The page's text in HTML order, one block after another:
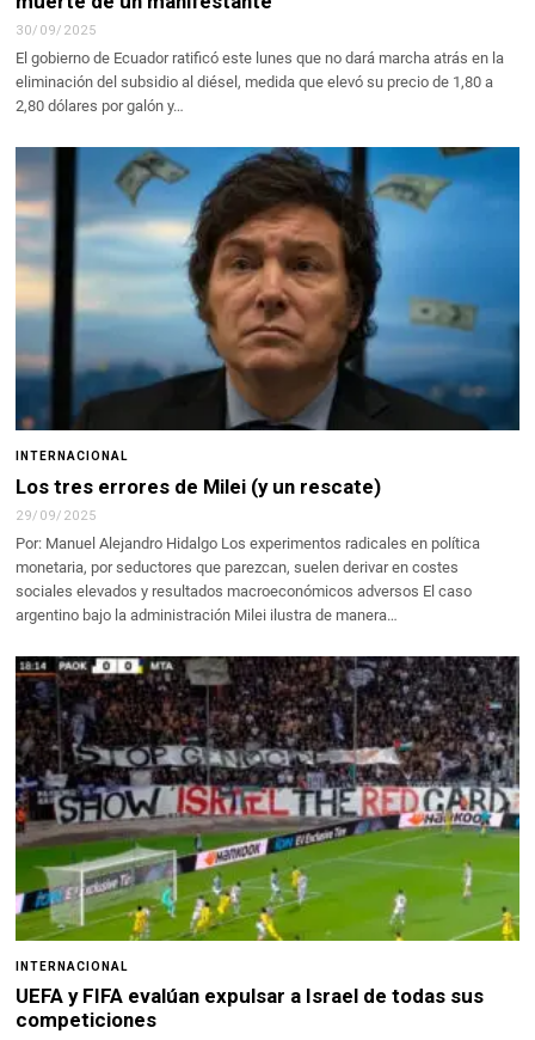
30/09/2025
El gobierno de Ecuador ratificó este lunes que no dará marcha atrás en la
eliminación del subsidio al diésel, medida que elevó su precio de 1,80 a
2,80 dólares por galón y…
INTERNACIONAL
Los tres errores de Milei (y un rescate)
29/09/2025
Por: Manuel Alejandro Hidalgo Los experimentos radicales en política
monetaria, por seductores que parezcan, suelen derivar en costes
sociales elevados y resultados macroeconómicos adversos El caso
argentino bajo la administración Milei ilustra de manera…
INTERNACIONAL
UEFA y FIFA evalúan expulsar a Israel de todas sus
competiciones